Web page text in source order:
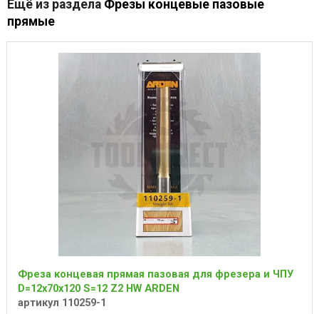
Ещё из раздела Фрезы концевые пазовые
прямые
Фреза концевая прямая пазовая для фрезера и ЧПУ
D=12x70x120 S=12 Z2 HW ARDEN
артикул 110259-1